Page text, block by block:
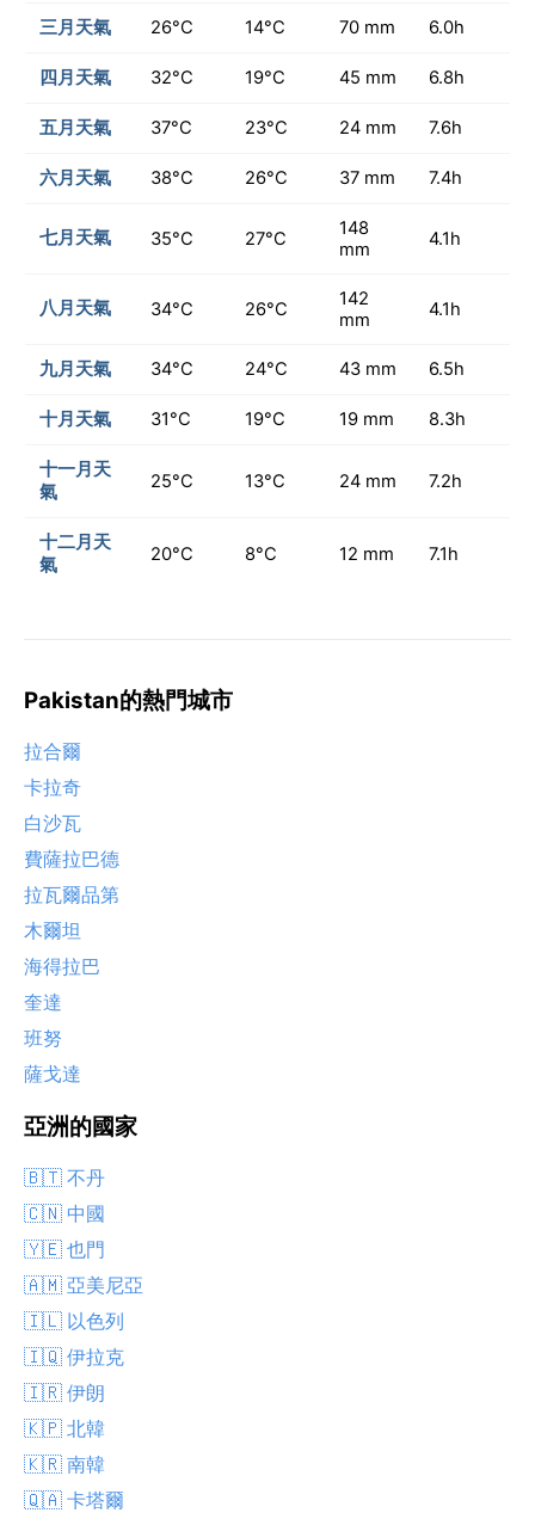
三月天氣 26°C 14°C 70 mm 6.0h
四月天氣 32°C 19°C 45 mm 6.8h
五月天氣 37°C 23°C 24 mm 7.6h
六月天氣 38°C 26°C 37 mm 7.4h
七月天氣 35°C 27°C
148
mm
4.1h
八月天氣 34°C 26°C
142
mm
4.1h
九月天氣 34°C 24°C 43 mm 6.5h
十月天氣 31°C 19°C 19 mm 8.3h
十一月天
氣
25°C 13°C 24 mm 7.2h
十二月天
氣
20°C 8°C 12 mm 7.1h
Pakistan的熱門城市
拉合爾
卡拉奇
白沙瓦
費薩拉巴德
拉瓦爾品第
木爾坦
海得拉巴
奎達
班努
薩戈達
亞洲的國家
🇧🇹 不丹
🇨🇳 中國
🇾🇪 也門
🇦🇲 亞美尼亞
🇮🇱 以色列
🇮🇶 伊拉克
🇮🇷 伊朗
🇰🇵 北韓
🇰🇷 南韓
🇶🇦 卡塔爾